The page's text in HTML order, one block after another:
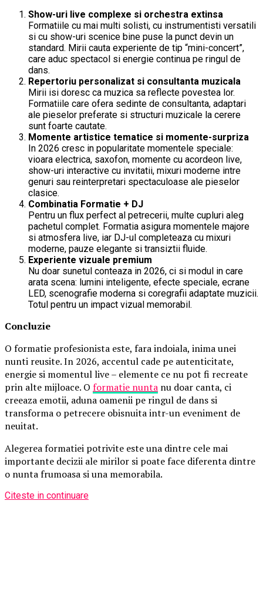
Show-uri live complexe si orchestra extinsa
Formatiile cu mai multi solisti, cu instrumentisti versatili
si cu show-uri scenice bine puse la punct devin un
standard. Mirii cauta experiente de tip “mini-concert”,
care aduc spectacol si energie continua pe ringul de
dans.
Repertoriu personalizat si consultanta muzicala
Mirii isi doresc ca muzica sa reflecte povestea lor.
Formatiile care ofera sedinte de consultanta, adaptari
ale pieselor preferate si structuri muzicale la cerere
sunt foarte cautate.
Momente artistice tematice si momente-surpriza
In 2026 cresc in popularitate momentele speciale:
vioara electrica, saxofon, momente cu acordeon live,
show-uri interactive cu invitatii, mixuri moderne intre
genuri sau reinterpretari spectaculoase ale pieselor
clasice.
Combinatia Formatie + DJ
Pentru un flux perfect al petrecerii, multe cupluri aleg
pachetul complet. Formatia asigura momentele majore
si atmosfera live, iar DJ-ul completeaza cu mixuri
moderne, pauze elegante si transiztii fluide.
Experiente vizuale premium
Nu doar sunetul conteaza in 2026, ci si modul in care
arata scena: lumini inteligente, efecte speciale, ecrane
LED, scenografie moderna si coregrafii adaptate muzicii.
Totul pentru un impact vizual memorabil.
Concluzie
O formatie profesionista este, fara indoiala, inima unei
nunti reusite. In 2026, accentul cade pe autenticitate,
energie si momentul live – elemente ce nu pot fi recreate
prin alte mijloace. O formatie nunta nu doar canta, ci
creeaza emotii, aduna oamenii pe ringul de dans si
transforma o petrecere obisnuita intr-un eveniment de
neuitat.
Alegerea formatiei potrivite este una dintre cele mai
importante decizii ale mirilor si poate face diferenta dintre
o nunta frumoasa si una memorabila.
Citeste in continuare